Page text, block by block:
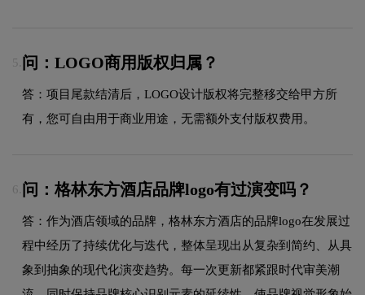
5. 问：LOGO商用版权归属？
答：项目尾款结清后，LOGO设计版权将完整移交给甲方所
有，您可自由用于商业用途，无需额外支付版权费用。
6. 问：格林东方酒店品牌logo有过演变吗？
答：作为酒店领域的品牌，格林东方酒店的品牌logo在发展过
程中经历了持续优化与迭代，整体呈现出从复杂到简约、从具
象到抽象的现代化演变趋势。每一次更新都紧跟时代审美潮